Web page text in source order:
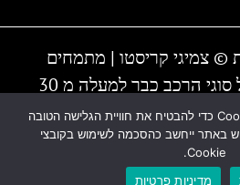
© צמיגי קריסטו | מתמחים
במכירת צמיגים לכל סוגי הרכב כבר למעלה מ 30
שנה | המקום עובד גם בשבת | חייגו - 1-700-700-
אנחנו משתמשים בקובצי Cookie כדי להבטיח את חוויית הגלישה הטובה
באתר ייחשב כהסכמה לשימוש בקובצי
Cookie.
מדיניות פרטיות